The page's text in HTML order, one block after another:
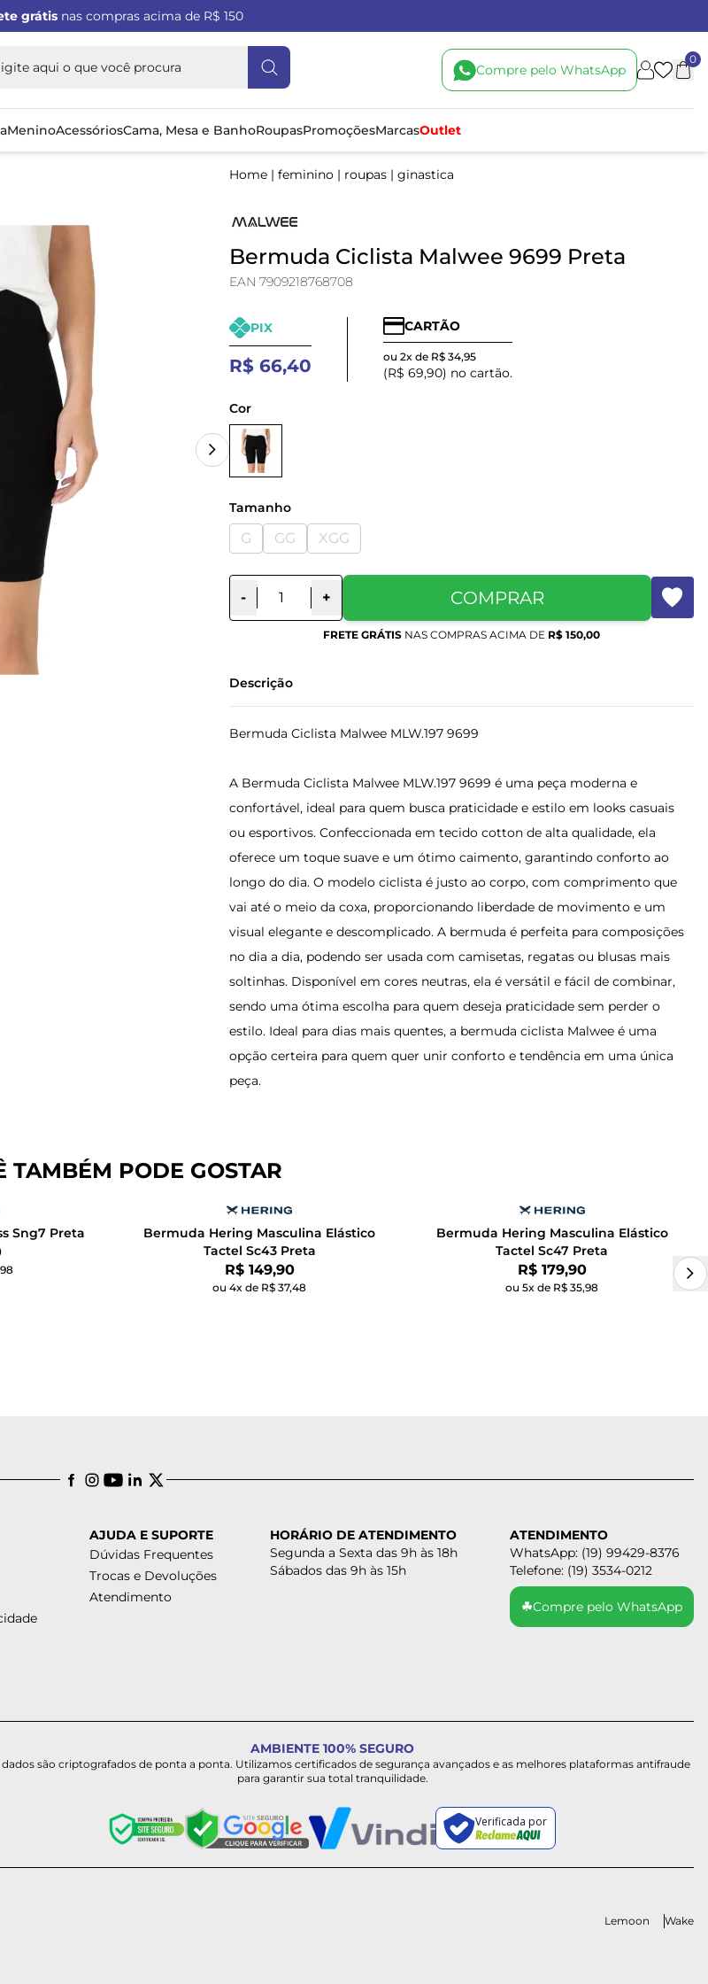
grátis nas compras acima de R$ 150
Compre pelo WhatsApp
0
MeninoAcessóriosCama, Mesa e BanhoRoupasPromoçõesMarcasOutlet
Home |feminino | roupas |ginastica
Bermuda Ciclista Malwee 9699 Preta
EAN 7909218768708
PIX
R$ 66,40
CARTÃO
ou 2x de R$ 34,95
(R$ 69,90) no cartão.
Cor
Tamanho
G GG XGG
- + COMPRAR
FRETE GRÁTIS NAS COMPRAS ACIMA DE R$ 150,00
Descrição
Bermuda Ciclista Malwee MLW.197 9699
A Bermuda Ciclista Malwee MLW.197 9699 é uma peça moderna e
confortável, ideal para quem busca praticidade e estilo em looks casuais
ou esportivos. Confeccionada em tecido cotton de alta qualidade, ela
oferece um toque suave e um ótimo caimento, garantindo conforto ao
longo do dia. O modelo ciclista é justo ao corpo, com comprimento que
vai até o meio da coxa, proporcionando liberdade de movimento e um
visual elegante e descomplicado. A bermuda é perfeita para composições
no dia a dia, podendo ser usada com camisetas, regatas ou blusas mais
soltinhas. Disponível em cores neutras, ela é versátil e fácil de combinar,
sendo uma ótima escolha para quem deseja praticidade sem perder o
estilo. Ideal para dias mais quentes, a bermuda ciclista Malwee é uma
opção certeira para quem quer unir conforto e tendência em uma única
peça.
TAMBÉM PODE GOSTAR
Sng7 Preta
Bermuda Hering Masculina Elástico
Tactel Sc43 Preta
Por:
R$ 149,90
ou 4x de R$ 37,48
Bermuda Hering Masculina Elástico
Tactel Sc47 Preta
Por:
R$ 179,90
ou 5x de R$ 35,98
AJUDA E SUPORTE
Dúvidas Frequentes
Trocas e Devoluções
Atendimento
HORÁRIO DE ATENDIMENTO
Segunda a Sexta das 9h às 18h
Sábados das 9h às 15h
ATENDIMENTO
WhatsApp: (19) 99429-8376
Telefone: (19) 3534-0212
☘Compre pelo WhatsApp
AMBIENTE 100% SEGURO
dados são criptografados de ponta a ponta. Utilizamos certificados de segurança avançados e as melhores plataformas antifraude
para garantir sua total tranquilidade.
Verificada por
Lemoon Wake